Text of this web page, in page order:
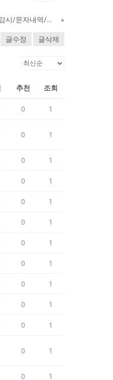
핸드폰해킹의뢰⭐라인:MG5085⭐쌍둥이폰/복제폰/핸드폰감시/문자내역/통화내역/카톡복구/위치추적앱원격설치 »
글수정 글삭제
추천 조회
0 1
0 1
0 1
0 1
0 1
0 1
0 1
0 1
0 1
0 1
0 1
0 1
0 1